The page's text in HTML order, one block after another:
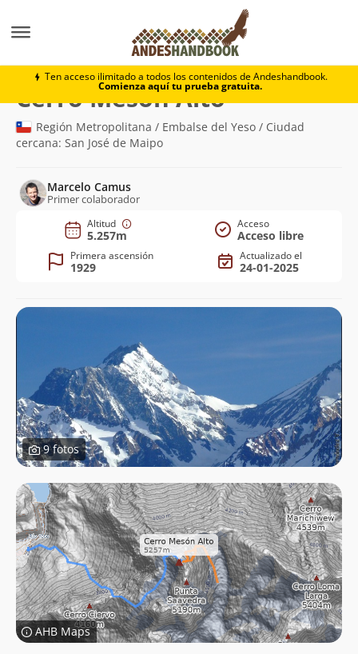
Ten acceso ilimitado a todos los contenidos de Andeshandbook.
Comienza aquí tu prueba gratuita.
Cerro Mesón Alto
Cerro Mesón Alto(5.257m)
Región Metropolitana / Embalse del Yeso / Ciudad
cercana: San José de Maipo
Marcelo Camus
Primer colaborador
Altitud
5.257m
Acceso
Acceso libre
Primera ascensión
1929
Actualizado el
24-01-2025
9 fotos
AHB Maps